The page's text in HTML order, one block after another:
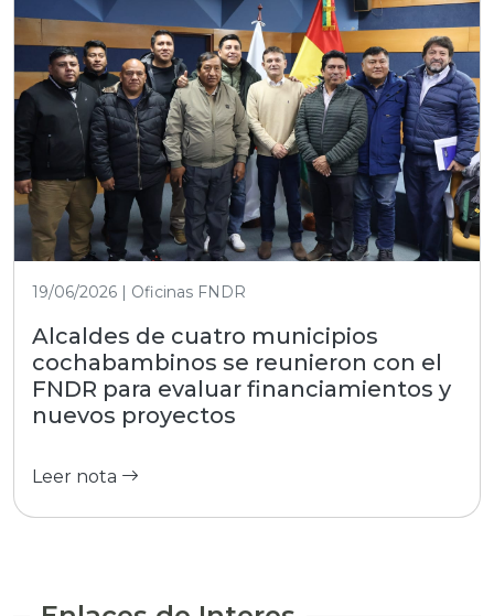
19/06/2026 | Oficinas FNDR
Alcaldes de cuatro municipios
cochabambinos se reunieron con el
FNDR para evaluar financiamientos y
nuevos proyectos
Leer nota